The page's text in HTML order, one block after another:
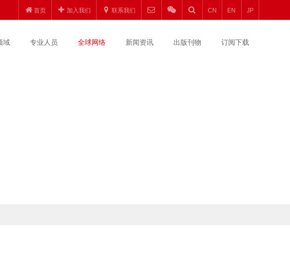
首页 加入我们 联系我们 CN EN JP
域 专业人员 全球网络 新闻资讯 出版刊物 订阅下载